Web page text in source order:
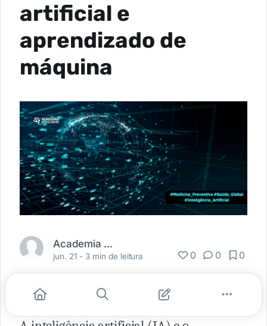
artificial e
aprendizado de
máquina
Academia Médica
jun. 21 - 3 min de leitura 0 0 0